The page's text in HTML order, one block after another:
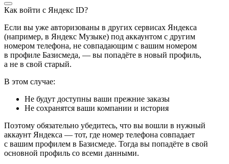
Как войти с Яндекс ID?
Если вы уже авторизованы в других сервисах Яндекса
(например, в Яндекс Музыке) под аккаунтом с другим
номером телефона, не совпадающим с вашим номером
в профиле Базисмеда, — вы попадёте в новый профиль,
а не в свой старый.
В этом случае:
Не будут доступны ваши прежние заказы
Не сохранятся ваши компании и история
Поэтому обязательно убедитесь, что вы вошли в нужный
аккаунт Яндекса — тот, где номер телефона совпадает
с вашим профилем в Базисмеде. Тогда вы попадёте в свой
основной профиль со всеми данными.